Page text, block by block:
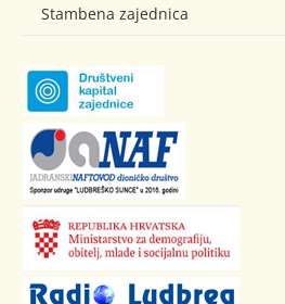
Stambena zajednica